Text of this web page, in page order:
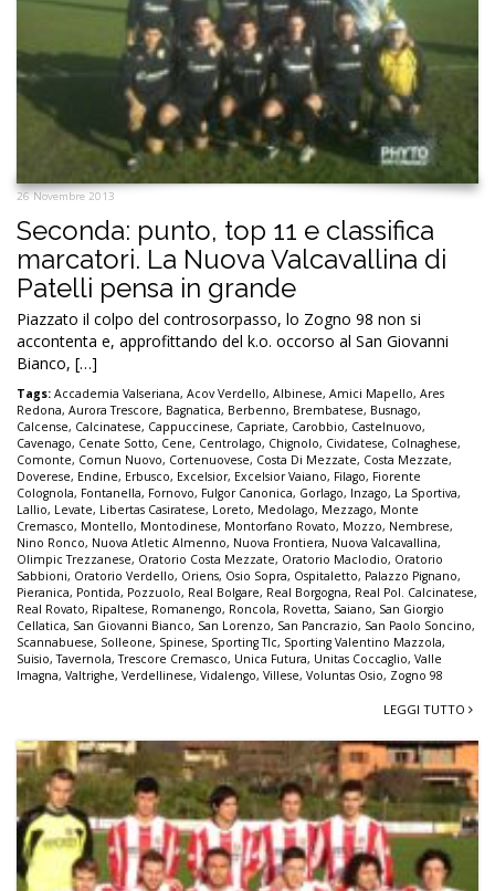
26 Novembre 2013
Seconda: punto, top 11 e classifica
marcatori. La Nuova Valcavallina di
Patelli pensa in grande
Piazzato il colpo del controsorpasso, lo Zogno 98 non si
accontenta e, approfittando del k.o. occorso al San Giovanni
Bianco, […]
Tags: Accademia Valseriana, Acov Verdello, Albinese, Amici Mapello, Ares
Redona, Aurora Trescore, Bagnatica, Berbenno, Brembatese, Busnago,
Calcense, Calcinatese, Cappuccinese, Capriate, Carobbio, Castelnuovo,
Cavenago, Cenate Sotto, Cene, Centrolago, Chignolo, Cividatese, Colnaghese,
Comonte, Comun Nuovo, Cortenuovese, Costa Di Mezzate, Costa Mezzate,
Doverese, Endine, Erbusco, Excelsior, Excelsior Vaiano, Filago, Fiorente
Colognola, Fontanella, Fornovo, Fulgor Canonica, Gorlago, Inzago, La Sportiva,
Lallio, Levate, Libertas Casiratese, Loreto, Medolago, Mezzago, Monte
Cremasco, Montello, Montodinese, Montorfano Rovato, Mozzo, Nembrese,
Nino Ronco, Nuova Atletic Almenno, Nuova Frontiera, Nuova Valcavallina,
Olimpic Trezzanese, Oratorio Costa Mezzate, Oratorio Maclodio, Oratorio
Sabbioni, Oratorio Verdello, Oriens, Osio Sopra, Ospitaletto, Palazzo Pignano,
Pieranica, Pontida, Pozzuolo, Real Bolgare, Real Borgogna, Real Pol. Calcinatese,
Real Rovato, Ripaltese, Romanengo, Roncola, Rovetta, Saiano, San Giorgio
Cellatica, San Giovanni Bianco, San Lorenzo, San Pancrazio, San Paolo Soncino,
Scannabuese, Solleone, Spinese, Sporting Tlc, Sporting Valentino Mazzola,
Suisio,Tavernola,Trescore Cremasco, Unica Futura, Unitas Coccaglio, Valle
Imagna, Valtrighe, Verdellinese, Vidalengo, Villese, Voluntas Osio, Zogno 98
LEGGI TUTTO